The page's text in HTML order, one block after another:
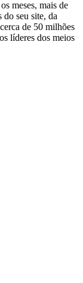
meses, mais de
do seu site, da
de 50 milhões
líderes dos meios